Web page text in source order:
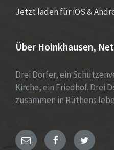
Jetzt laden für iOS &
Über Hoinkhausen,
Drei Dörfer, ein
Kirche, ein Friedhof. Drei
zusammen in Rüthens
E- FacebookTwitter